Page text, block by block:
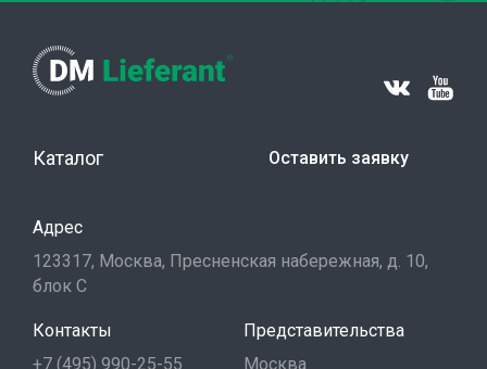
Каталог Оставить заявку
Адрес
123317, Москва, Пресненская набережная, д. 10,
блок С
Контакты
+7 (495) 990-25-55
Представительства
Москва